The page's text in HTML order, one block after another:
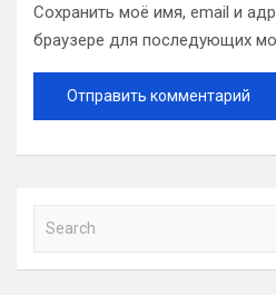
Сохранить моё имя, email и
браузере для последующих
a